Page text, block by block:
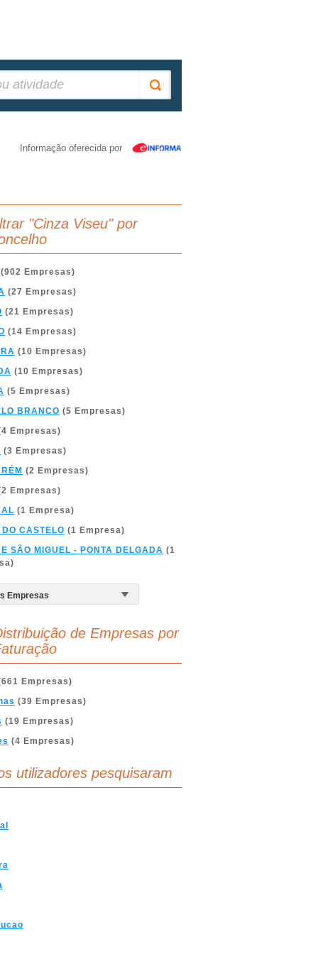
Informação oferecida por
"Cinza Viseu" por
Empresas)
(27 Empresas)
(21 Empresas)
(14 Empresas)
(10 Empresas)
(10 Empresas)
(5 Empresas)
BRANCO (5 Empresas)
Empresas)
(3 Empresas)
(2 Empresas)
Empresas)
(1 Empresa)
CASTELO (1 Empresa)
SÃO MIGUEL - PONTA DELGADA (1
de Empresas por
Empresas)
(39 Empresas)
(19 Empresas)
(4 Empresas)
utilizadores pesquisaram